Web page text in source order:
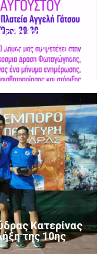
και φέτος
και
Μυϊκή
Κατερίνας
της 10ης